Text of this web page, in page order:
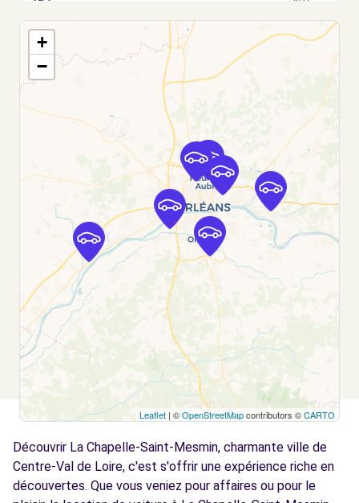
1500 RUE DE LA BERGERESSE
OLIVET, 45160
Free2Move Rent - LN AUTOMOBILES - ST-
JEAN-DE-BRAYE (C)
8.3
8 RUE BERNARD PALISSY
ST-JEAN-DE-BRAYE, 45800
Voir l'agence
Free2Move Rent - SARL GARAGE GRILLON -
MEUNG-SUR-LOIRE (C)
10.9
km
ZI LES SABLONS
MEUNG-SUR-LOIRE, 45130
Voir l'agence
Free2Move Rent - GARAGE HERMET -
14.0
km
AVENUE NATIONALE
CHECY, 45430
+
−
Leaflet | ©OpenStreetMapcontributors ©CARTO
Découvrir La Chapelle-Saint-Mesmin, charmante ville de
Centre-Val de Loire, c'est s'offrir une expérience riche en
découvertes. Que vous veniez pour affaires ou pour le